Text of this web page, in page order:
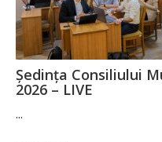
Ședința Consiliului
2026 – LIVE
...